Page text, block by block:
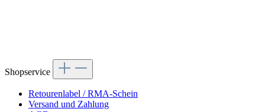
Shopservice
Retourenlabel / RMA-Schein
Versand und Zahlung